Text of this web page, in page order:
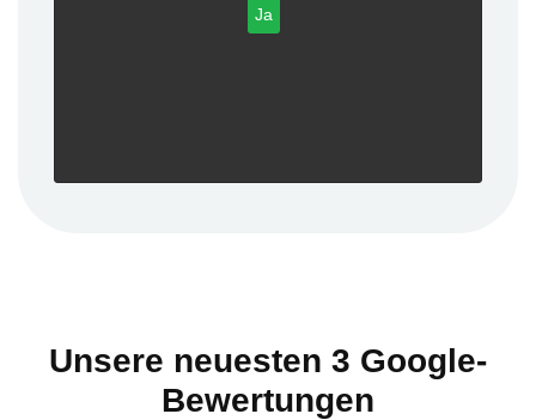
Ja
Unsere neuesten 3 Google-
Bewertungen